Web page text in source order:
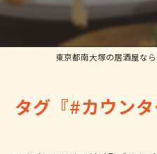
東京都南大塚の居酒屋な
タグ『#カウン